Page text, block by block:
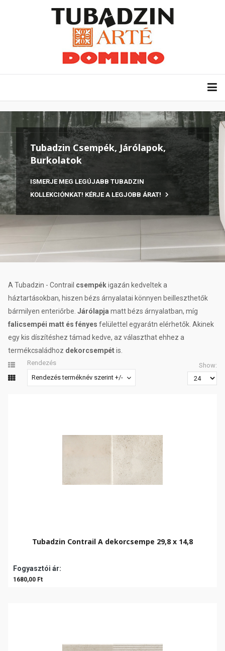
Tubadzin Csempék, Járólapok,
Burkolatok
ISMERJE MEG LEGÚJABB TUBADZIN
KOLLEKCIÓNKAT! KÉRJE A LEGJOBB ÁRAT!
A Tubadzin - Contrail csempékigazán kedveltek a
háztartásokban, hiszen bézs árnyalatai könnyen beilleszthetők
bármilyen enteriőrbe. Járólapja matt bézs árnyalatban, míg
falicsempéi matt és fényes felülettel egyarátn elérhetők. Akinek
egy kis díszítéshez támad kedve, az választhat ehhez a
termékcsaládhoz dekorcsempétis.
Rendezés
Rendezés terméknév szerint +/-
Show:
Tubadzin Contrail A dekorcsempe 29,8 x 14,8
Fogyasztói ár:
1680,00 Ft